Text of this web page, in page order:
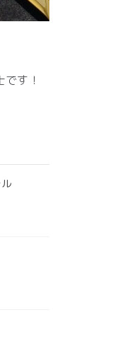
す！